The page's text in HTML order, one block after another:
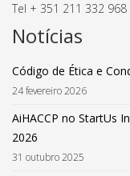
Tel + 351 211 332
Notícias
Código de Ética e
24 fevereiro 2026
AiHACCP no StartUs
2026
31 outubro 2025